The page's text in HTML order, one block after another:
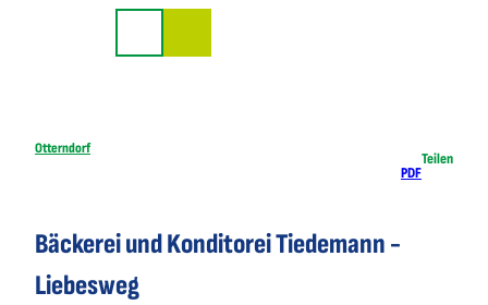
Otterndorf
PDF
Teilen
Bäckerei und Konditorei Tiedemann -
Liebesweg